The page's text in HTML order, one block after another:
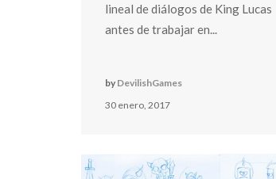
lineal de diálogos de King
antes de trabajar en...
30 enero, 2017
by DevilishGames